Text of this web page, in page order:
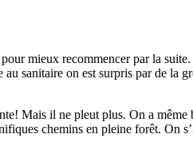
mieux recommencer par la
sanitaire on est surpris par de la
Mais il ne pleut plus. On a
chemins en pleine forêt. On